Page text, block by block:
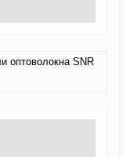
оптоволокна SNR